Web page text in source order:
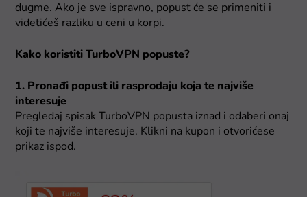
dugme. Ako je sve ispravno, popust će se primeniti i
videtićeš razliku u ceni u korpi.
Kako koristiti TurboVPN popuste?
1. Pronađi popust ili rasprodaju koja te najviše
interesuje
Pregledaj spisak TurboVPN popusta iznad i odaberi onaj
koji te najviše interesuje. Klikni na kupon i otvorićese
prikaz ispod.